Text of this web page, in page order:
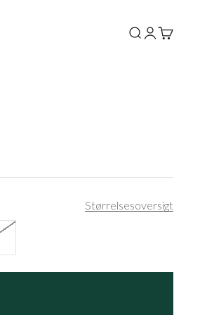
SøgLog ind
Kurv
Størrelsesoversigt